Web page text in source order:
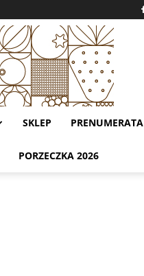
SKLEP PRENUMERATA
PORZECZKA 2026